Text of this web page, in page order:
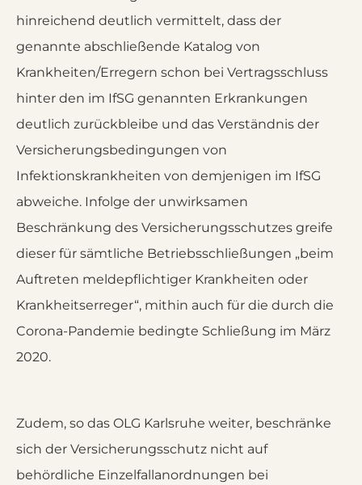
hinreichend deutlich vermittelt, dass der
genannte abschließende Katalog von
Krankheiten/Erregern schon bei Vertragsschluss
hinter den im IfSG genannten Erkrankungen
deutlich zurückbleibe und das Verständnis der
Versicherungsbedingungen von
Infektionskrankheiten von demjenigen im IfSG
abweiche. Infolge der unwirksamen
Beschränkung des Versicherungsschutzes greife
dieser für sämtliche Betriebsschließungen „beim
Auftreten meldepflichtiger Krankheiten oder
Krankheitserreger“, mithin auch für die durch die
Corona-Pandemie bedingte Schließung im März
2020.
Zudem, so das OLG Karlsruhe weiter, beschränke
sich der Versicherungsschutz nicht auf
behördliche Einzelfallanordnungen bei